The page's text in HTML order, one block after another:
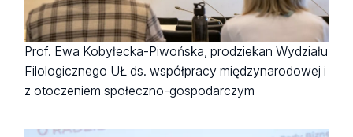
Prof. Ewa Kobyłecka-Piwońska, prodziekan Wydziału
Filologicznego UŁ ds. współpracy międzynarodowej i
z otoczeniem społeczno-gospodarczym